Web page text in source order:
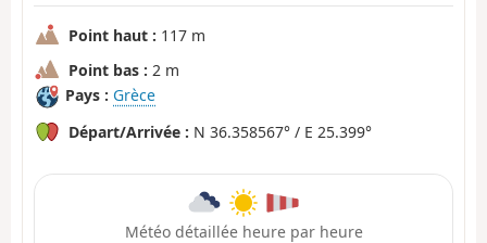
Point haut : 117 m
Point bas : 2 m
Pays : Grèce
Départ/Arrivée : N 36.358567° / E 25.399°
Météo détaillée heure par heure